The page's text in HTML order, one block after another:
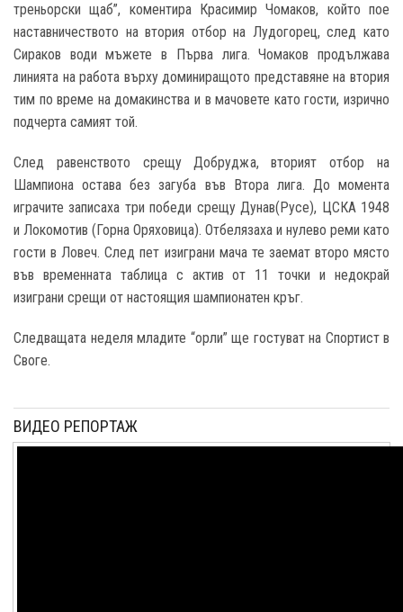
треньорски щаб”, коментира Красимир Чомаков, който пое
наставничеството на втория отбор на Лудогорец, след като
Сираков води мъжете в Първа лига. Чомаков продължава
линията на работа върху доминиращото представяне на втория
тим по време на домакинства и в мачовете като гости, изрично
подчерта самият той.
След равенството срещу Добруджа, вторият отбор на
Шампиона остава без загуба във Втора лига. До момента
играчите записаха три победи срещу Дунав(Русе), ЦСКА 1948
и Локомотив (Горна Оряховица). Отбелязаха и нулево реми като
гости в Ловеч. След пет изиграни мача те заемат второ място
във временната таблица с актив от 11 точки и недокрай
изиграни срещи от настоящия шампионатен кръг.
Следващата неделя младите “орли” ще гостуват на Спортист в
Своге.
ВИДЕО РЕПОРТАЖ